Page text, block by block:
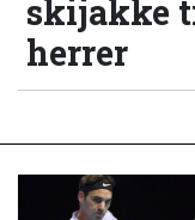
skijakke
herrer